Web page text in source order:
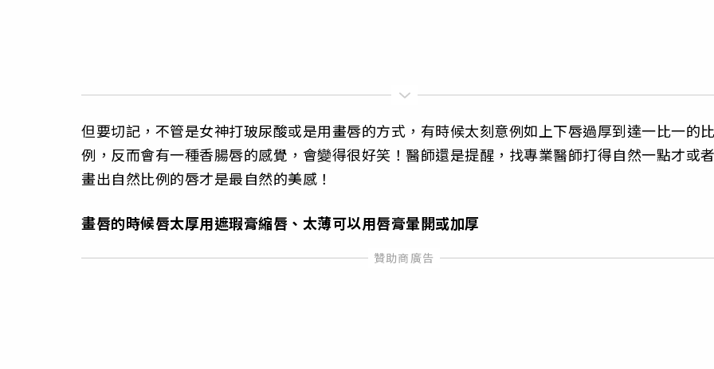
但要切記，不管是女神打玻尿酸或是用畫唇的方式，有時候太刻意例如上下唇過厚到達一比一的
例，反而會有一種香腸唇的感覺，會變得很好笑！醫師還是提醒，找專業醫師打得自然一點才或
畫出自然比例的唇才是最自然的美感！
畫唇的時候唇太厚用遮瑕膏縮唇、太薄可以用唇膏暈開或加厚